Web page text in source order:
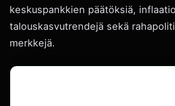
keskuspankkien päätöksiä,
talouskasvutrendejä sekä
merkkejä.